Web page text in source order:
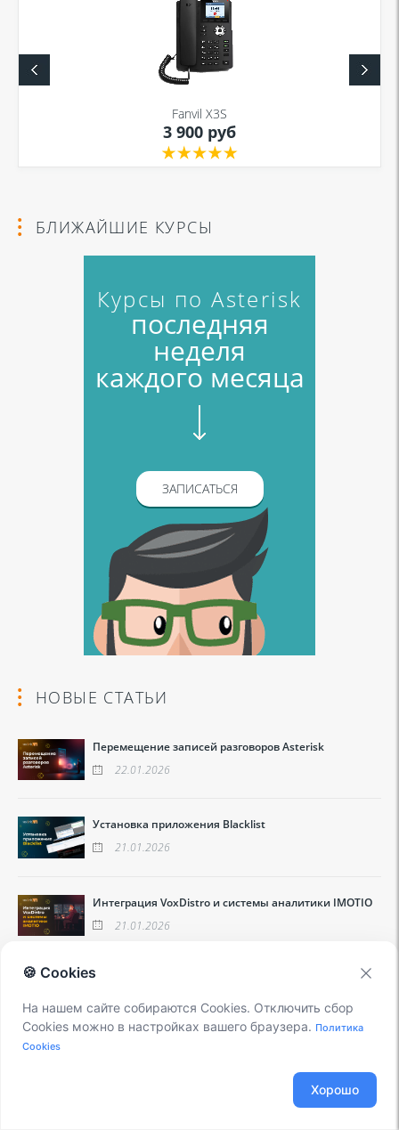
Fanvil X3S
3 900 руб
БЛИЖАЙШИЕ КУРСЫ
Курсы по Asterisk
последняя
неделя
каждого месяца
ЗАПИСАТЬСЯ
НОВЫЕ СТАТЬИ
Перемещение записей разговоров Asterisk
22.01.2026
Установка приложения Blacklist
21.01.2026
Интеграция VoxDistro и системы аналитики IMOTIO
21.01.2026
🍪 Cookies
На нашем сайте собираются Cookies. Отключить сбор
Cookies можно в настройках вашего браузера. Политика
Cookies
Хорошо